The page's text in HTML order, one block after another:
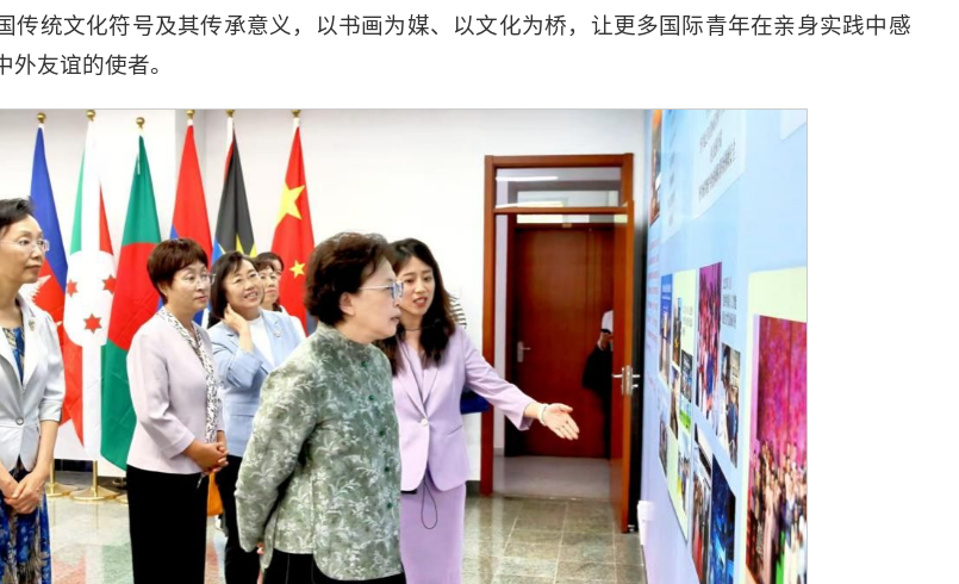
传统文化符号及其传承意义，以书画为媒、以文化为桥，让更多国际青年在亲身实践中感
外友谊的使者。